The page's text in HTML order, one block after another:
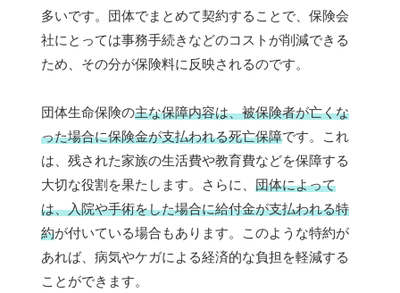
多いです。団体でまとめて契約することで、保険会
社にとっては事務手続きなどのコストが削減できる
ため、その分が保険料に反映されるのです。
団体生命保険の主な保障内容は、被保険者が亡くな
った場合に保険金が支払われる死亡保障です。これ
は、残された家族の生活費や教育費などを保障する
大切な役割を果たします。さらに、 団体によって
は、入院や手術をした場合に給付金が支払われる特
約が付いている場合もあります。このような特約が
あれば、病気やケガによる経済的な負担を軽減する
ことができます。